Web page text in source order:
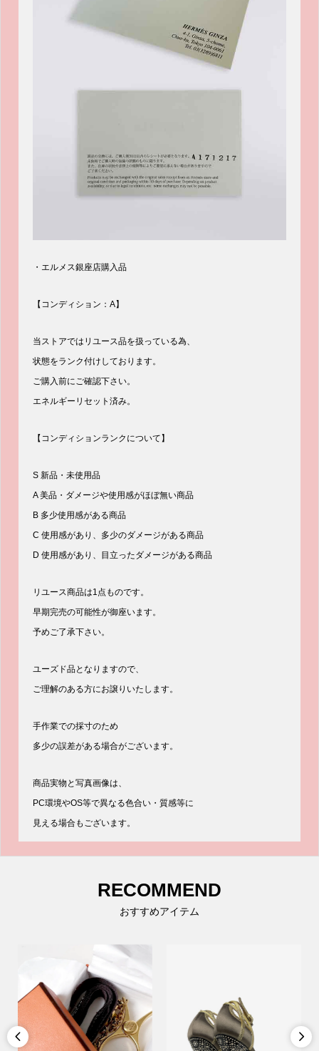
・エルメス銀座店購入品
【コンディション：A】
当ストアではリユース品を扱っている為、
状態をランク付けしております。
ご購入前にご確認下さい。
エネルギーリセット済み。
【コンディションランクについて】
S 新品・未使用品
A 美品・ダメージや使用感がほぼ無い商品
B 多少使用感がある商品
C 使用感があり、多少のダメージがある商品
D 使用感があり、目立ったダメージがある商品
リユース商品は1点ものです。
早期完売の可能性が御座います。
予めご了承下さい。
ユーズド品となりますので、
ご理解のある方にお譲りいたします。
手作業での採寸のため
多少の誤差がある場合がございます。
商品実物と写真画像は、
PC環境やOS等で異なる色合い・質感等に
見える場合もございます。
RECOMMEND
おすすめアイテム
 